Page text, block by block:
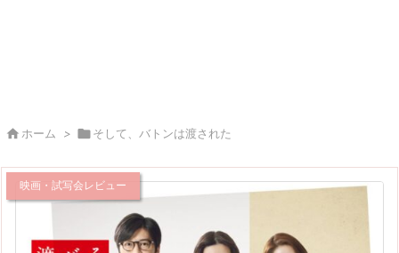
 ホーム > そして、バトンは渡された
映画・試写会レビュー